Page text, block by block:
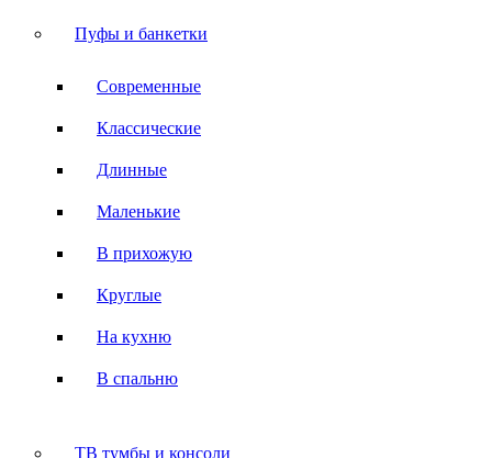
Пуфы и банкетки
Современные
Классические
Длинные
Маленькие
В прихожую
Круглые
На кухню
В спальню
ТВ тумбы и консоли